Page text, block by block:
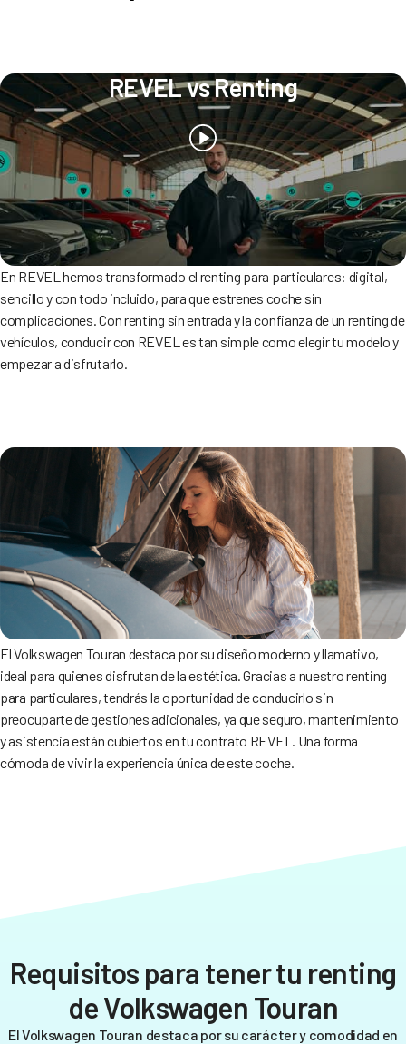
REVEL vs Renting
En REVEL hemos transformado el renting para particulares: digital,
sencillo y con todo incluido, para que estrenes coche sin
complicaciones. Con renting sin entrada y la confianza de un renting de
vehículos, conducir con REVEL es tan simple como elegir tu modelo y
empezar a disfrutarlo.
El Volkswagen Touran destaca por su diseño moderno y llamativo,
ideal para quienes disfrutan de la estética. Gracias a nuestro renting
para particulares, tendrás la oportunidad de conducirlo sin
preocuparte de gestiones adicionales, ya que seguro, mantenimiento
y asistencia están cubiertos en tu contrato REVEL. Una forma
cómoda de vivir la experiencia única de este coche.
Requisitos para tener tu renting
de Volkswagen Touran
El Volkswagen Touran destaca por su carácter y comodidad en